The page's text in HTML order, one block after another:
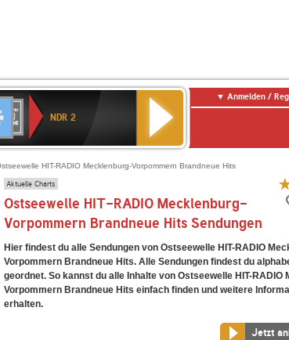
NDR 2
Anmelden /
HIT-RADIO Mecklenburg-Vorpommern Brandneue Hits
Aktuelle Charts
Ostseewelle HIT-RADIO Mecklenburg-
Vorpommern Brandneue Hits Sendungen
Hier findest du alle Sendungen von Ostseewelle HIT-RADIO
Vorpommern Brandneue Hits. Alle Sendungen findest du
geordnet. So kannst du alle Inhalte von Ostseewelle HIT-RADIO
Vorpommern Brandneue Hits einfach finden und weitere
erhalten.
Jetzt